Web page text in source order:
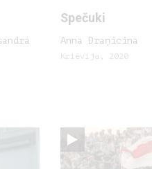
Spečuki
Anna Draņicina
Krievija, 2020